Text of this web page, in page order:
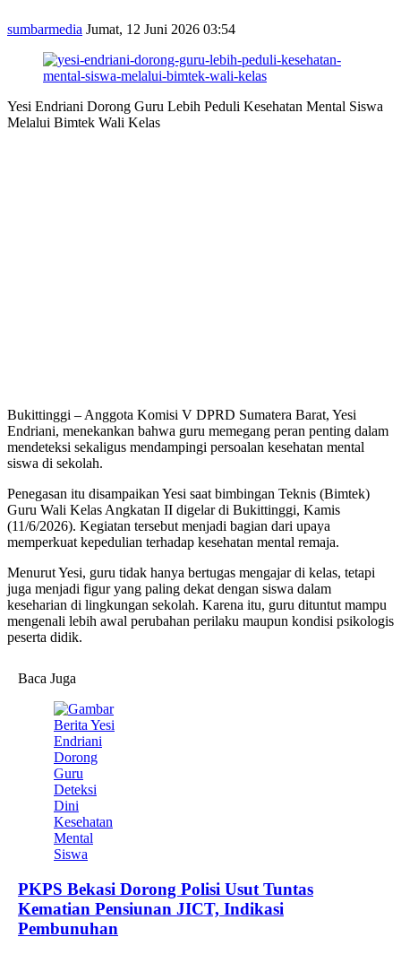
sumbarmedia Jumat, 12 Juni 2026 03:54
Yesi Endriani Dorong Guru Lebih Peduli Kesehatan Mental Siswa
Melalui Bimtek Wali Kelas
Bukittinggi – Anggota Komisi V DPRD Sumatera Barat, Yesi
Endriani, menekankan bahwa guru memegang peran penting dalam
mendeteksi sekaligus mendampingi persoalan kesehatan mental
siswa di sekolah.
Penegasan itu disampaikan Yesi saat bimbingan Teknis (Bimtek)
Guru Wali Kelas Angkatan II digelar di Bukittinggi, Kamis
(11/6/2026). Kegiatan tersebut menjadi bagian dari upaya
memperkuat kepedulian terhadap kesehatan mental remaja.
Menurut Yesi, guru tidak hanya bertugas mengajar di kelas, tetapi
juga menjadi figur yang paling dekat dengan siswa dalam
keseharian di lingkungan sekolah. Karena itu, guru dituntut mampu
mengenali lebih awal perubahan perilaku maupun kondisi psikologis
peserta didik.
Baca Juga
PKPS Bekasi Dorong Polisi Usut Tuntas
Kematian Pensiunan JICT, Indikasi
Pembunuhan